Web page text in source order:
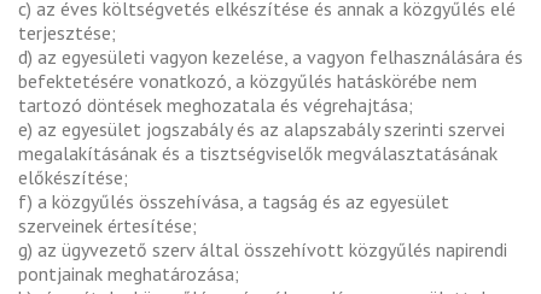
c) az éves költségvetés elkészítése és annak a közgyűlés elé
terjesztése;
d) az egyesületi vagyon kezelése, a vagyon felhasználására és
befektetésére vonatkozó, a közgyűlés hatáskörébe nem
tartozó döntések meghozatala és végrehajtása;
e) az egyesület jogszabály és az alapszabály szerinti szervei
megalakításának és a tisztségviselők megválasztatásának
előkészítése;
f) a közgyűlés összehívása, a tagság és az egyesület
szerveinek értesítése;
g) az ügyvezető szerv által összehívott közgyűlés napirendi
pontjainak meghatározása;